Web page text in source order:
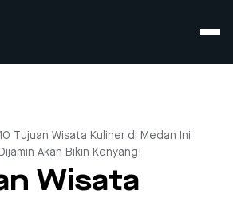
10 Tujuan Wisata Kuliner di Medan Ini
Dijamin Akan Bikin Kenyang!
Wisata